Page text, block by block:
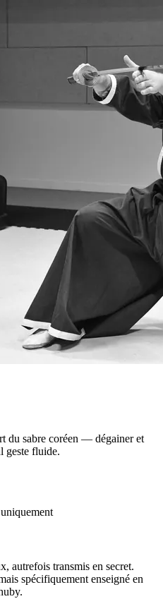
du sabre coréen — dégainer et
geste fluide.
autrefois transmis en secret.
spécifiquement enseigné en